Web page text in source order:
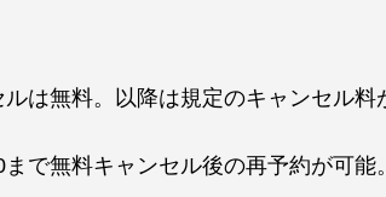
は無料。以降は規定のキャンセル
で無料キャンセル後の再予約が可